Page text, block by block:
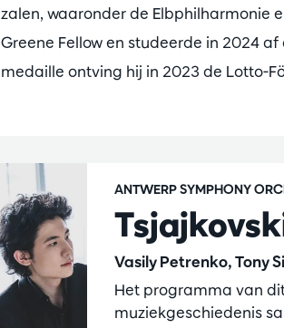
zalen, waaronder de Elbphilharmonie
Greene Fellow en studeerde in 2024
medaille ontving hij in 2023 de Lotto-
Vasily Petrenko, Tony
ANTWERP SYMPHONY
Het programma van
muziekgeschiedenis